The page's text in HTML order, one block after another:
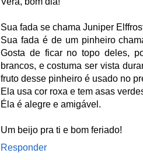
Sua fada se chama Juniper
Sua fada é de um pinheiro
Gosta de ficar no topo deles,
brancos, e costuma ser vista
fruto desse pinheiro é usado no
Ela usa cor roxa e tem asas
Éla é alegre e amigável.
Um beijo pra ti e bom feriado!
Responder